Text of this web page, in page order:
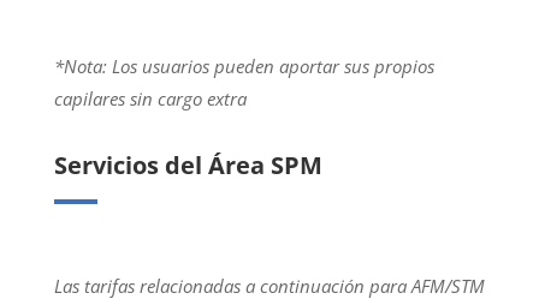
*Nota: Los usuarios pueden aportar sus propios
capilares sin cargo extra
Servicios del Área SPM
Las tarifas relacionadas a continuación para AFM/STM